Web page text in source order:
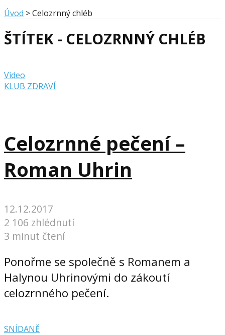
Úvod >Celozrnný chléb
ŠTÍTEK - CELOZRNNÝ CHLÉB
Video
KLUB ZDRAVÍ
Celozrnné pečení –
Roman Uhrin
12.12.2017
2 106 zhlédnutí
3 minut čtení
Ponořme se společně s Romanem a
Halynou Uhrinovými do zákoutí
celozrnného pečení.
SNÍDANĚ